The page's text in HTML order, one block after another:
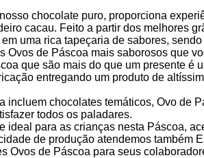
nosso chocolate puro, proporciona
cacau. Feito a partir dos melhores
uma rica tapeçaria de sabores,
Ovos de Páscoa mais saborosos que
que são mais do que um presente é
entregando um produto de
chocolates temáticos, Ovo de
todos os paladares.
para as crianças nesta Páscoa,
de produção atendemos também
Ovos de Páscoa para seus